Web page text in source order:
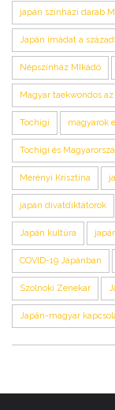
japán színházi darab
Japán imádat a
Népszínház MIkádó
Magyar taekwondos
Tochigi magyarok
Tochigi és
Merényi Krisztina
japán divatdiktátorok
Japán kultúra
COVID-19 Japánban
Szolnoki Zenekar
Japán-magyar